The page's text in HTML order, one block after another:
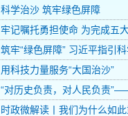
科学治沙 筑牢绿色屏障
牢记嘱托勇担使命 为完成五
筑牢“绿色屏障” 习近平指引
用科技力量服务“大国治沙”
“对历史负责，对人民负责
时政微解读丨我们为什么如此